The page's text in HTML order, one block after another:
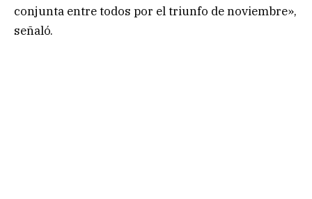
conjunta entre todos por el triunfo de noviembre»,
señaló.